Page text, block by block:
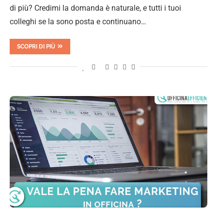
di più? Credimi la domanda è naturale, e tutti i tuoi
colleghi se la sono posta e continuano…
SCOPRI DI PIÙ